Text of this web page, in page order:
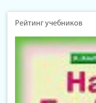
Рейтинг учебников